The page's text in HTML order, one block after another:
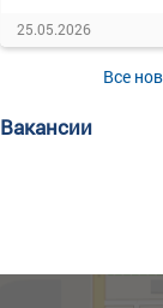
25.05.2026
Все
Вакансии